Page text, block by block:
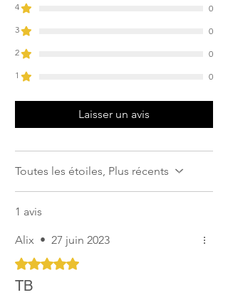
4
0
3
0
2
0
1
0
Laisser un avis
Toutes les étoiles, Plus récents
1 avis
Alix • 27 juin 2023
Noté 5 sur 5.
TB